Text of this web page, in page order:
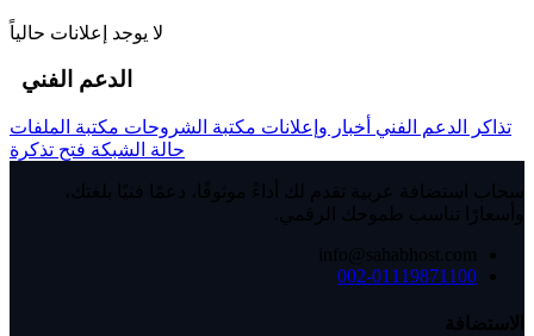
لا يوجد إعلانات حالياً
الدعم الفني
تذاكر الدعم الفني أخبار وإعلانات مكتبة الشروحات مكتبة الملفات
حالة الشبكة فتح تذكرة
سحاب استضافة عربية تقدم لك أداءً موثوقًا، دعمًا فنيًا بلغتك،
وأسعارًا تناسب طموحك الرقمي.
info@sahabhost.com
002-01119871100
الاستضافة